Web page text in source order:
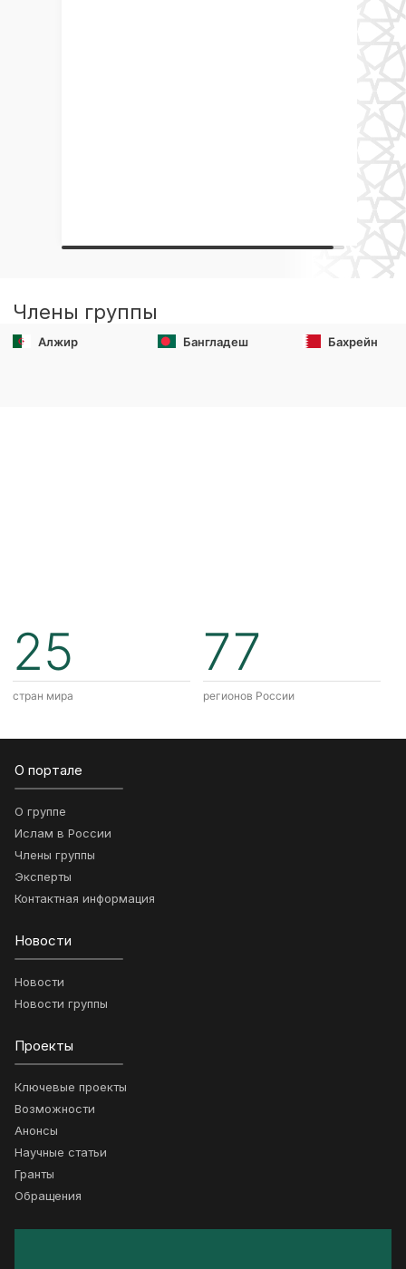
Члены группы
Алжир Бангладеш Бахрейн
25
стран мира
77
регионов России
О портале
О группе
Ислам в России
Члены группы
Эксперты
Контактная информация
Новости
Новости
Новости группы
Проекты
Ключевые проекты
Возможности
Анонсы
Научные статьи
Гранты
Обращения